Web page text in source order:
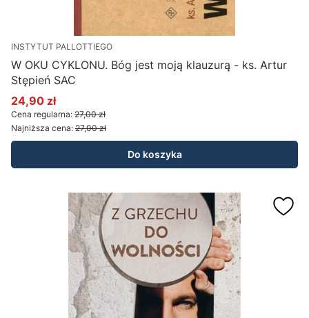
INSTYTUT PALLOTTIEGO
W OKU CYKLONU. Bóg jest moją klauzurą - ks. Artur
Stępień SAC
Cena promocyjna
24,90 zł
Cena regularna: 27,00 zł
Najniższa cena: 27,00 zł
Do koszyka